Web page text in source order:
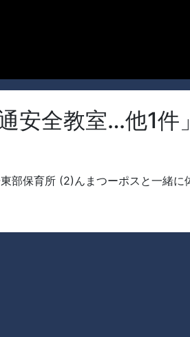
安全教室…他1件」
部保育所 (2)んまつーポスと一緒に